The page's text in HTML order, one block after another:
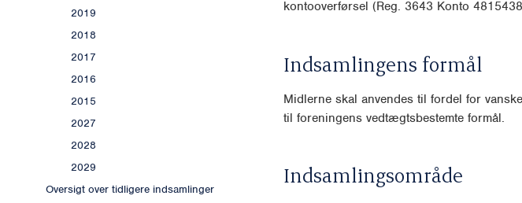
2019
2018
2017
2016
2015
2027
2028
2029
Oversigt over tidligere indsamlinger
kontooverførsel (Reg. 3643 Konto
Indsamlingens formål
Midlerne skal anvendes til fordel for
til foreningens vedtægtsbestemte formål.
Indsamlingsområde